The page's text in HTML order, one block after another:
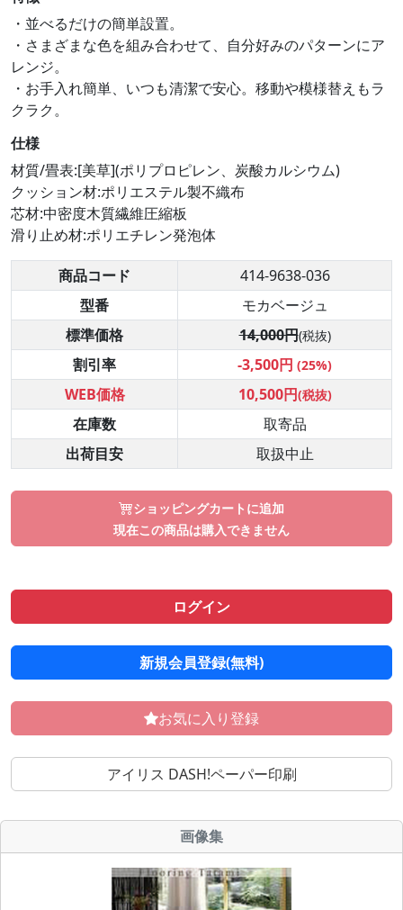
・並べるだけの簡単設置。
・さまざまな色を組み合わせて、自分好みのパターンにア
レンジ。
・お手入れ簡単、いつも清潔で安心。移動や模様替えもラ
クラク。
仕様
材質/畳表:[美草](ポリプロピレン、炭酸カルシウム)
クッション材:ポリエステル製不織布
芯材:中密度木質繊維圧縮板
滑り止め材:ポリエチレン発泡体
商品コード
414-9638-036
型番
モカベージュ
標準価格
14,000円(税抜)
割引率 -3,500円 (25%)
WEB価格 10,500円(税抜)
在庫数
取寄品
出荷目安
取扱中止
ショッピングカートに追加
現在この商品は購入できません
ログイン
新規会員登録(無料)
お気に入り登録
アイリス DASH!ペーパー印刷
画像集